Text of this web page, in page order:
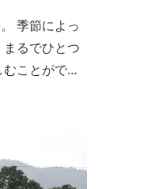
季節によっ
るでひとつ
ことができ
きを。 1